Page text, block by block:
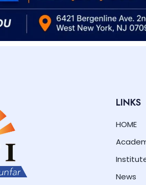
LINKS
HOME
News